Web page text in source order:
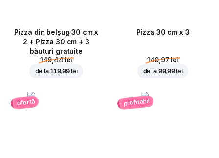
Pizza din belșug 30 cm x
2 + Pizza 30 cm + 3
băuturi gratuite
149,44 lei
de la 119,99 lei
Pizza 30 cm x 3
140,97 lei
de la 99,99 lei
ofertă profitabil